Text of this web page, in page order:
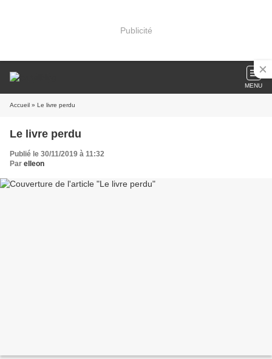
Publicité
MENU
Accueil » Le livre perdu
Le livre perdu
Publié le 30/11/2019 à 11:32
Par elleon